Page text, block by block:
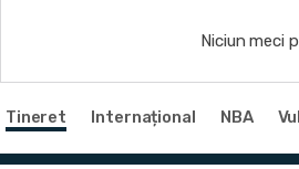
Niciun meci
Tineret Internațional NBA